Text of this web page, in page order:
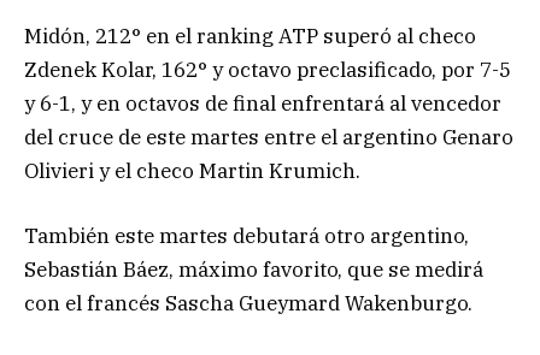
Midón, 212° en el ranking ATP superó al checo
Zdenek Kolar, 162° y octavo preclasificado, por 7-5
y 6-1, y en octavos de final enfrentará al vencedor
del cruce de este martes entre el argentino Genaro
Olivieri y el checo Martin Krumich.
También este martes debutará otro argentino,
Sebastián Báez, máximo favorito, que se medirá
con el francés Sascha Gueymard Wakenburgo.